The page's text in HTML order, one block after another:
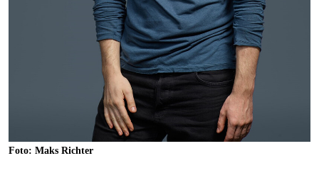
Foto: Maks Richter